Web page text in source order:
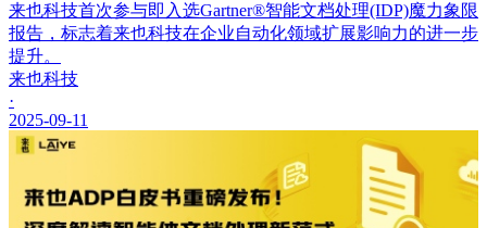
来也科技首次参与即入选Gartner®智能文档处理(IDP)魔力象限
报告，标志着来也科技在企业自动化领域扩展影响力的进一步
提升。
来也科技
·
2025-09-11